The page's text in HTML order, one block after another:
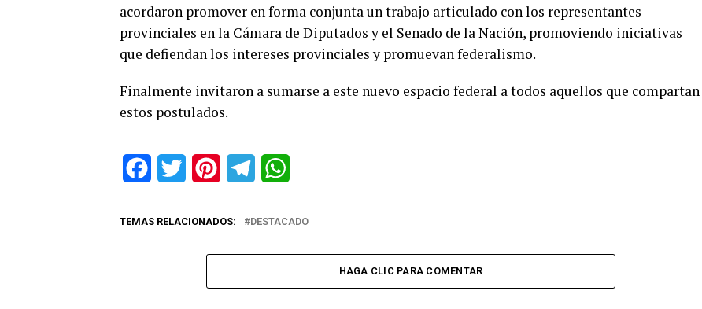
acordaron promover en forma conjunta un trabajo articulado con los representantes
provinciales en la Cámara de Diputados y el Senado de la Nación, promoviendo iniciativas
que defiendan los intereses provinciales y promuevan federalismo.
Finalmente invitaron a sumarse a este nuevo espacio federal a todos aquellos que compartan
estos postulados.
FacebookTwitter PinterestTelegram
TEMAS RELACIONADOS: DESTACADO
HAGA CLIC PARA COMENTAR